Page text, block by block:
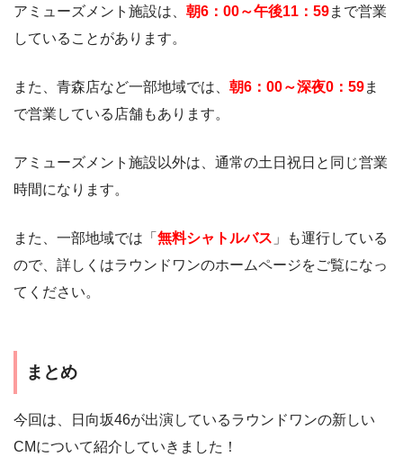
アミューズメント施設は、 朝6：00～午後11：59まで営業
していることがあります。
また、青森店など一部地域では、 朝6：00～深夜0：59ま
で営業している店舗もあります。
アミューズメント施設以外は、通常の土日祝日と同じ営業
時間になります。
また、一部地域では「 無料シャトルバス 」も運行している
ので、詳しくはラウンドワンのホームページをご覧になっ
てください。
まとめ
今回は、日向坂46が出演しているラウンドワンの新しい
CMについて紹介していきました！